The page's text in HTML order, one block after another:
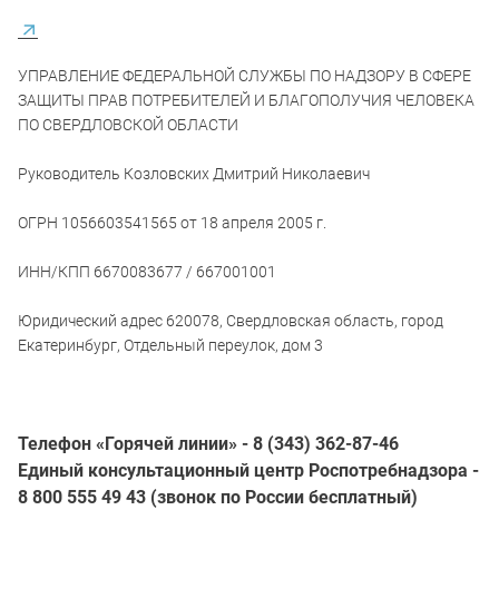
УПРАВЛЕНИЕ ФЕДЕРАЛЬНОЙ СЛУЖБЫ ПО НАДЗОРУ В СФЕРЕ
ЗАЩИТЫ ПРАВ ПОТРЕБИТЕЛЕЙ И БЛАГОПОЛУЧИЯ ЧЕЛОВЕКА
ПО СВЕРДЛОВСКОЙ ОБЛАСТИ
Руководитель Козловских Дмитрий Николаевич
ОГРН 1056603541565 от 18 апреля 2005 г.
ИНН/КПП 6670083677 / 667001001
Юридический адрес 620078, Свердловская область, город
Екатеринбург, Отдельный переулок, дом 3
Телефон «Горячей линии» - 8 (343) 362-87-46
Единый консультационный центр Роспотребнадзора -
8 800 555 49 43 (звонок по России бесплатный)